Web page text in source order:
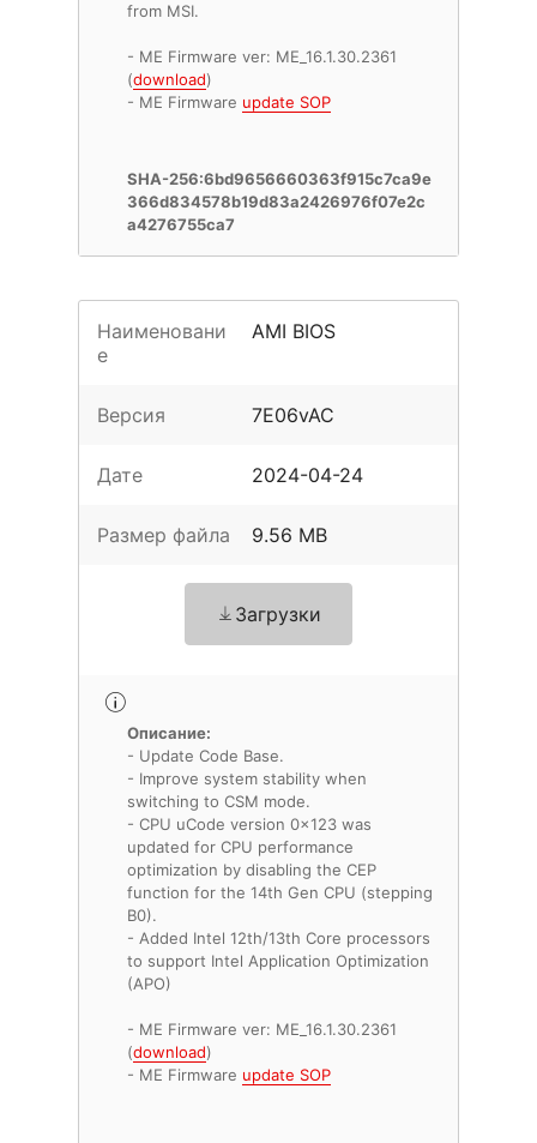
from MSI.
- ME Firmware ver: ME_16.1.30.2361
(download)
- ME Firmware update SOP
SHA-256:6bd9656660363f915c7ca9e
366d834578b19d83a2426976f07e2c
a4276755ca7
Наименовани
е
AMI BIOS
Версия 7E06vAC
Дате 2024-04-24
Размер файла 9.56 MB
Загрузки
Описание:
- Update Code Base.
- Improve system stability when
switching to CSM mode.
- CPU uCode version 0x123 was
updated for CPU performance
optimization by disabling the CEP
function for the 14th Gen CPU (stepping
B0).
- Added Intel 12th/13th Core processors
to support Intel Application Optimization
(APO)
- ME Firmware ver: ME_16.1.30.2361
(download)
- ME Firmware update SOP